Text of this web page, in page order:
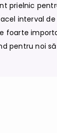
prielnic
interval
foarte
pentru noi